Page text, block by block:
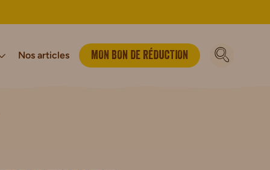
Nos articles MON BON DE RÉDUCTION